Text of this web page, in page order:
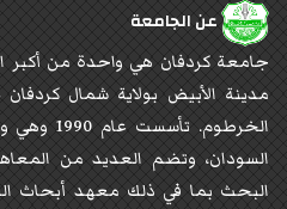
عن الجامعة
جامعة كردفان هي واحدة من أكبر
الخرطوم.
السودان، وتضم العديد من
البحث بما في ذلك معهد أبحاث